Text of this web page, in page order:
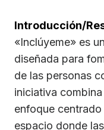
Introducción/
«Inclúyeme» es
diseñada para
de las personas
iniciativa
enfoque
espacio donde